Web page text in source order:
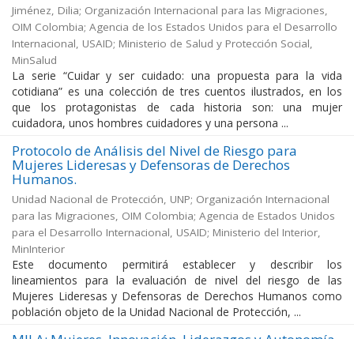
Jiménez, Dilia; Organización Internacional para las Migraciones,
OIM Colombia; Agencia de los Estados Unidos para el Desarrollo
Internacional, USAID; Ministerio de Salud y Protección Social,
MinSalud
La serie “Cuidar y ser cuidado: una propuesta para la vida
cotidiana” es una colección de tres cuentos ilustrados, en los
que los protagonistas de cada historia son: una mujer
cuidadora, unos hombres cuidadores y una persona ...
Protocolo de Análisis del Nivel de Riesgo para
Mujeres Lideresas y Defensoras de Derechos
Humanos.
Unidad Nacional de Protección, UNP; Organización Internacional
para las Migraciones, OIM Colombia; Agencia de Estados Unidos
para el Desarrollo Internacional, USAID; Ministerio del Interior,
MinInterior
Este documento permitirá establecer y describir los
lineamientos para la evaluación de nivel del riesgo de las
Mujeres Lideresas y Defensoras de Derechos Humanos como
población objeto de la Unidad Nacional de Protección, ...